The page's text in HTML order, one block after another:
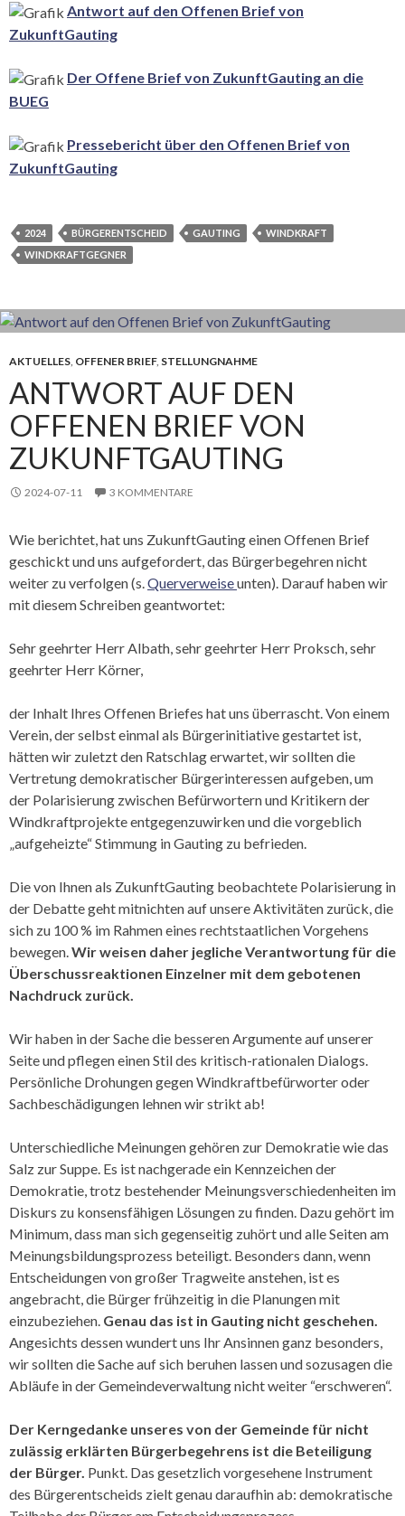
Antwort auf den Offenen Brief von
ZukunftGauting
Der Offene Brief von ZukunftGauting an die
BUEG
Pressebericht über den Offenen Brief von
ZukunftGauting
2024 BÜRGERENTSCHEID GAUTING
WINDKRAFT
WINDKRAFTGEGNER
AKTUELLES OFFENER BRIEF, STELLUNGNAHME
ANTWORT AUF DEN
OFFENEN BRIEF VON
ZUKUNFTGAUTING
2024-07-11 3 KOMMENTARE
Wie berichtet, hat uns ZukunftGauting einen Offenen Brief
geschickt und uns aufgefordert, das Bürgerbegehren nicht
weiter zu verfolgen (s. Querverweiseunten). Darauf haben wir
mit diesem Schreiben geantwortet:
Sehr geehrter Herr Albath, sehr geehrter Herr Proksch, sehr
geehrter Herr Körner,
der Inhalt Ihres Offenen Briefes hat uns überrascht. Von einem
Verein, der selbst einmal als Bürgerinitiative gestartet ist,
hätten wir zuletzt den Ratschlag erwartet, wir sollten die
Vertretung demokratischer Bürgerinteressen aufgeben, um
der Polarisierung zwischen Befürwortern und Kritikern der
Windkraftprojekte entgegenzuwirken und die vorgeblich
„aufgeheizte“ Stimmung in Gauting zu befrieden.
Die von Ihnen als ZukunftGauting beobachtete Polarisierung in
der Debatte geht mitnichten auf unsere Aktivitäten zurück, die
sich zu 100 % im Rahmen eines rechtstaatlichen Vorgehens
bewegen. Wir weisen daher jegliche Verantwortung für die
Überschuss­reaktionen Einzelner mit dem gebotenen
Nachdruck zurück.
Wir haben in der Sache die besseren Argumente auf unserer
Seite und pflegen einen Stil des kritisch-rationalen Dialogs.
Persönliche Drohungen gegen Windkraftbefürworter oder
Sachbeschädigungen lehnen wir strikt ab!
Unterschiedliche Meinungen gehören zur Demokratie wie das
Salz zur Suppe. Es ist nachgerade ein Kennzeichen der
Demokratie, trotz bestehender Meinungsverschieden­heiten im
Diskurs zu konsensfähigen Lösungen zu finden. Dazu gehört im
Minimum, dass man sich gegenseitig zuhört und alle Seiten am
Meinungsbildungsprozess beteiligt. Besonders dann, wenn
Entscheidungen von großer Tragweite anstehen, ist es
angebracht, die Bürger frühzeitig in die Planungen mit
einzubeziehen. Genau das ist in Gauting nicht geschehen.
Angesichts dessen wundert uns Ihr Ansinnen ganz besonders,
wir sollten die Sache auf sich beruhen lassen und sozusagen die
Abläufe in der Gemeinde­verwaltung nicht weiter “erschweren“.
Der Kerngedanke unseres von der Gemeinde für nicht
zulässig erklärten Bürgerbegehrens ist die Beteiligung
der Bürger. Punkt. Das gesetzlich vorgesehene Instrument
des Bürgerentscheids zielt genau daraufhin ab: demokratische